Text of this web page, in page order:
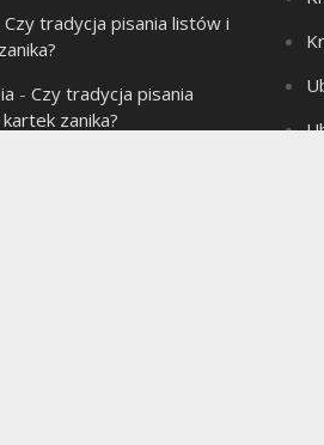
Czy tradycja pisania listów i
- Czy tradycja pisania
zanika?